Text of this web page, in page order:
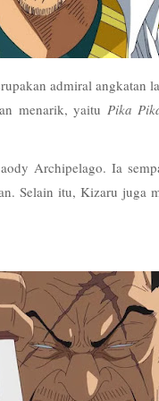
admiral angkatan
menarik, yaitu Pika
Archipelago. Ia
Selain itu, Kizaru juga